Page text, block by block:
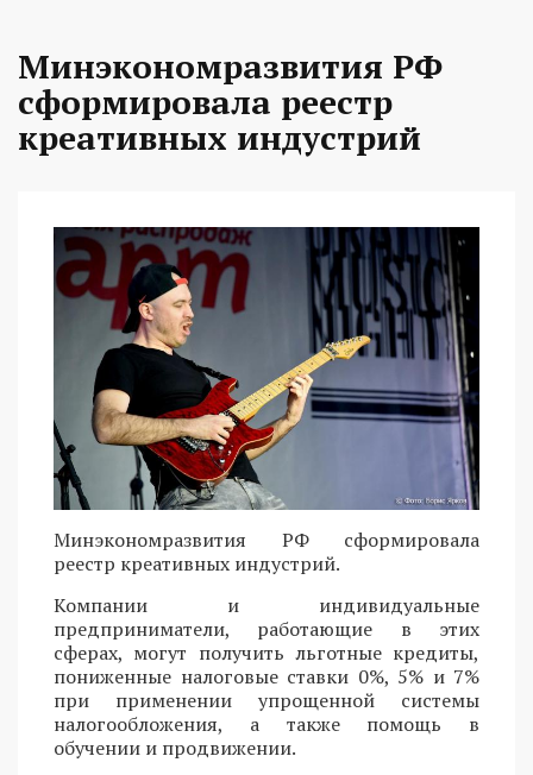
Минэкономразвития РФ
сформировала реестр
креативных индустрий
Минэкономразвития РФ сформировала
реестр креативных индустрий.
Компании и индивидуальные
предприниматели, работающие в этих
сферах, могут получить льготные кредиты,
пониженные налоговые ставки 0%, 5% и 7%
при применении упрощенной системы
налогообложения, а также помощь в
обучении и продвижении.